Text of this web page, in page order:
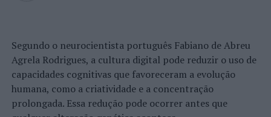
de pratos e combiná-los com vinhos variados num
ambiente descontraído, perfeito para uma noite de
verão no Vale do Douro. Entre pratos e vinhos, os
convidados serão também introduzidos aoSPA Six
Senses workshopsde produtos wellness com os seus
Segundo o neurocientista português Fabiano de Abreu
Agrela Rodrigues, a cultura digital pode reduzir o uso de
capacidades cognitivas que favoreceram a evolução
humana, como a criatividade e a concentração
prolongada. Essa redução pode ocorrer antes que